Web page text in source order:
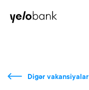
Fərdi Biznes
Digər vakansiyalar